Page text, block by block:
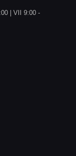
| VII 9:00 -